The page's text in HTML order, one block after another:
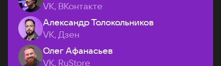
VK, ВКонтакте
Александр Толокольников
VK, Дзен
Олег Афанасьев
VK, RuStore